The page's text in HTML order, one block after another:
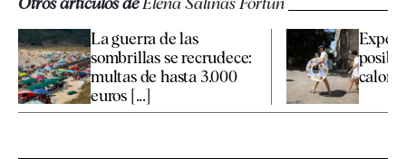
La guerra de las
sombrillas se recrudece:
multas de hasta 3.000
euros [...]
calor